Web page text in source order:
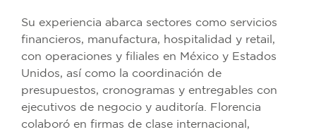
Su experiencia abarca sectores como servicios
financieros, manufactura, hospitalidad y retail,
con operaciones y filiales en México y Estados
Unidos, así como la coordinación de
presupuestos, cronogramas y entregables con
ejecutivos de negocio y auditoría. Florencia
colaboró en firmas de clase internacional,